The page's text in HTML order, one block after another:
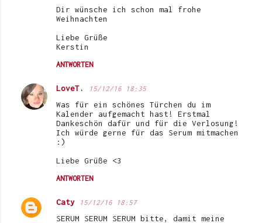
Dir wünsche ich schon mal frohe
Weihnachten
Liebe Grüße
Kerstin
ANTWORTEN
LoveT. 15/12/16 18:35
Was für ein schönes Türchen du im
Kalender aufgemacht hast! Erstmal
Dankeschön dafür und für die Verlosung!
Ich würde gerne für das Serum mitmachen
:)
Liebe Grüße <3
ANTWORTEN
Caty 15/12/16 18:57
SERUM SERUM SERUM bitte, damit meine